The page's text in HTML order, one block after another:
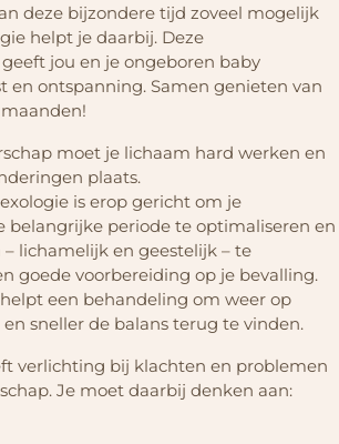
deze bijzondere tijd zoveel mogelijk
helpt je daarbij. Deze
jou en je ongeboren baby
en ontspanning. Samen genieten van
moet je lichaam hard werken en
plaats.
is erop gericht om je
belangrijke periode te optimaliseren en
lichamelijk en geestelijk – te
goede voorbereiding op je bevalling.
een behandeling om weer op
sneller de balans terug te vinden.
verlichting bij klachten en problemen
Je moet daarbij denken aan: